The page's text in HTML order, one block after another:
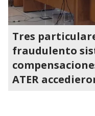
Tres
fraudulento
ATER